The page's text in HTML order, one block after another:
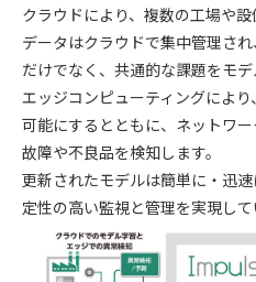
クラウドにより、複数の工場や
データはクラウドで集中管理さ
だけでなく、共通的な課題をモ
エッジコンピューティングによ
可能にするとともに、ネットワ
故障や不良品を検知します。
更新されたモデルは簡単に・迅
定性の高い監視と管理を実現して